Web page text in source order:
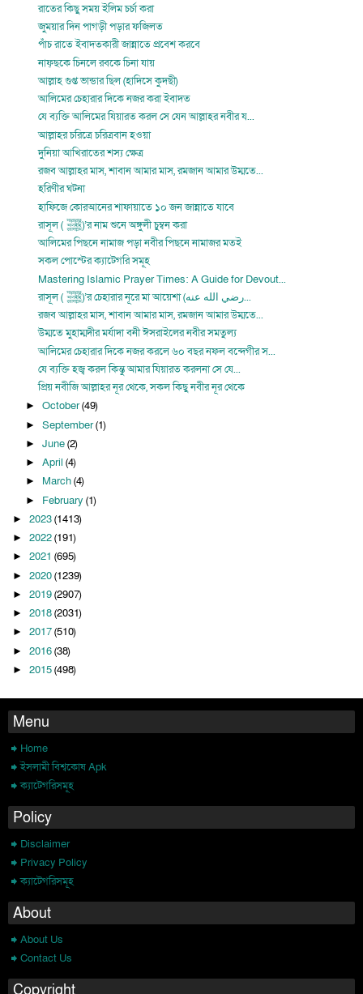
রাতের কিছু সময় ইলিম চর্চা করা
জুময়ার দিন পাগড়ী পড়ার ফজিলত
পাঁচ রাতে ইবাদতকারী জান্নাতে প্রবেশ করবে
নাফ্ছকে চিনলে রবকে চিনা যায়
আল্লাহ গুপ্ত ভান্ডার ছিল (হাদিসে কুদছী)
আলিমের চেহারার দিকে নজর করা ইবাদত
যে ব্যক্তি আলিমের যিয়ারত করল সে যেন আল্লাহর নবীর য...
আল্লাহর চরিত্রে চরিত্রবান হওয়া
দুনিয়া আখিরাতের শস্য ক্ষেত্র
রজব আল্লাহর মাস, শাবান আমার মাস, রমজান আমার উম্মতে...
হরিণীর ঘটনা
হাফিজে কোরআনের শাফায়াতে ১০ জন জান্নাতে যাবে
রাসূল ( ﷺ‎‎)’র নাম শুনে অঙ্গুলী চুম্বন করা
আলিমের পিছনে নামাজ পড়া নবীর পিছনে নামাজর মতই
সকল পোস্টের ক্যাটেগরি সমূহ
Mastering Islamic Prayer Times: A Guide for Devout...
রাসূল ( ﷺ‎‎)’র চেহারার নূরে মা আয়েশা (رضي الله عنه...
রজব আল্লাহর মাস, শাবান আমার মাস, রমজান আমার উম্মতে...
উম্মতে মুহাম্মদীর মর্যাদা বনী ঈসরাইলের নবীর সমতুল্য
আলিমের চেহারার দিকে নজর করলে ৬০ বছর নফল বন্দেগীর স...
যে ব্যক্তি হজ্ব করল কিন্তু আমার যিয়ারত করলনা সে যে...
প্রিয় নবীজি আল্লাহর নূর থেকে, সকল কিছু নবীর নূর থেকে
► October(49)
► September(1)
► June(2)
► April (4)
► March(4)
► February (1)
► 2023(1413)
► 2022(191)
► 2021 (695)
► 2020(1239)
► 2019(2907)
► 2018(2031)
► 2017(510)
► 2016(38)
► 2015(498)
Menu
Home
ইসলামী বিশ্বকোষ Apk
ক্যাটেগরিসমূহ
Policy
Disclaimer
Privacy Policy
ক্যাটেগরিসমূহ
About
About Us
Contact Us
Copyright